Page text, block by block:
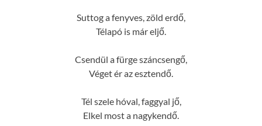
Suttog a fenyves, zöld erdő,
Télapó is már eljő.
Csendül a fürge száncsengő,
Véget ér az esztendő.
Tél szele hóval, faggyal jő,
Elkel most a nagykendő.